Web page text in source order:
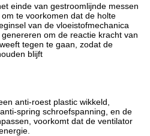
einde van gestroomlijnde messen
te voorkomen dat de holte
van de vloeistofmechanica
om de reactie kracht van
tegen te gaan, zodat de
blijft
anti-roest plastic wikkeld,
spring schroefspanning, en de
voorkomt dat de ventilator